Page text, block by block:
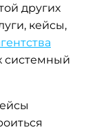
других
кейсы,
системный